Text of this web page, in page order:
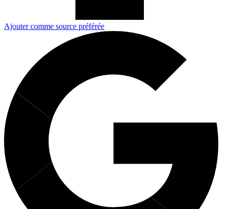
Ajouter comme source préférée